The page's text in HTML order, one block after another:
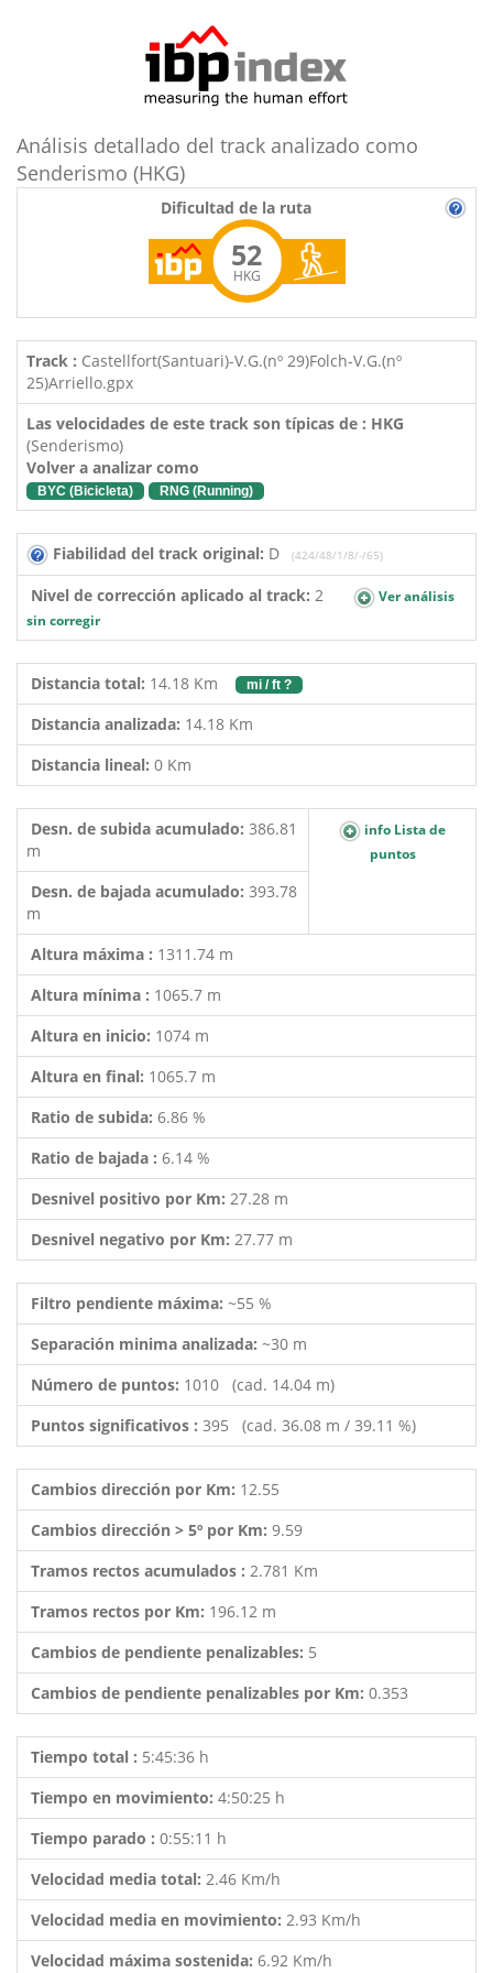
Análisis detallado del track analizado como
Senderismo (HKG)
Dificultad de la ruta
52
HKG
Track : Castellfort(Santuari)-V.G.(nº 29)Folch-V.G.(nº
25)Arriello.gpx
Las velocidades de este track son típicas de : HKG
(Senderismo)
Volver a analizar como
BYC (Bicicleta) RNG (Running)
Fiabilidad del track original: D (424/48/1/8/-/65)
Nivel de corrección aplicado al track: 2
Ver análisis
sin corregir
Distancia total: 14.18 Km mi / ft ?
Distancia analizada: 14.18 Km
Distancia lineal: 0 Km
Desn. de subida acumulado: 386.81
m
info Lista de
puntos
Desn. de bajada acumulado: 393.78
m
Altura máxima : 1311.74 m
Altura mínima : 1065.7 m
Altura en inicio: 1074 m
Altura en final: 1065.7 m
Ratio de subida: 6.86 %
Ratio de bajada : 6.14 %
Desnivel positivo por Km: 27.28 m
Desnivel negativo por Km: 27.77 m
Filtro pendiente máxima: ~55 %
Separación minima analizada: ~30 m
Número de puntos: 1010 (cad. 14.04 m)
Puntos significativos : 395 (cad. 36.08 m / 39.11 %)
Cambios dirección por Km: 12.55
Cambios dirección > 5º por Km: 9.59
Tramos rectos acumulados : 2.781 Km
Tramos rectos por Km: 196.12 m
Cambios de pendiente penalizables: 5
Cambios de pendiente penalizables por Km: 0.353
Tiempo total : 5:45:36 h
Tiempo en movimiento: 4:50:25 h
Tiempo parado : 0:55:11 h
Velocidad media total: 2.46 Km/h
Velocidad media en movimiento: 2.93 Km/h
Velocidad máxima sostenida: 6.92 Km/h